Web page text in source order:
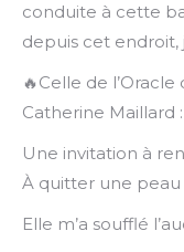
conduite à cette
depuis cet endroit,
🔥Celle de
Catherine Maillard
Une invitation à
À quitter une
Elle m’a soufflé